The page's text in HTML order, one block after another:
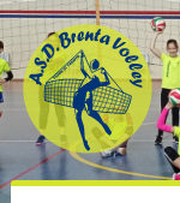
degli
argomenti
delle
notizie:
1ª Divisione
femminile